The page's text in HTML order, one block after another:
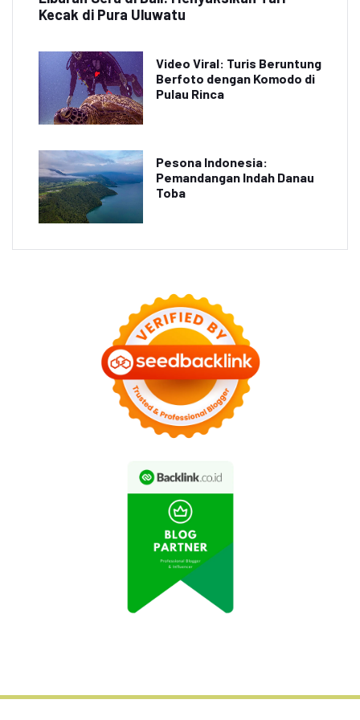
Kecak di Pura Uluwatu
Video Viral: Turis Beruntung
Berfoto dengan Komodo di
Pulau Rinca
Pesona Indonesia:
Pemandangan Indah Danau
Toba